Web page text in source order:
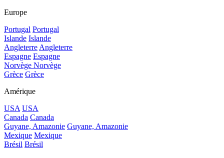
Europe
Portugal Portugal
Islande Islande
Angleterre Angleterre
Espagne Espagne
Norvège Norvège
Grèce Grèce
Amérique
USA USA
Canada Canada
Guyane, Amazonie Guyane, Amazonie
Mexique Mexique
Brésil Brésil